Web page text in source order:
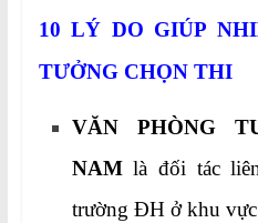
10 LÝ DO GIÚP
TƯỞNG CHỌN THI
VĂN PHÒNG
NAMlà đối tác
trường ĐH ở khu vực